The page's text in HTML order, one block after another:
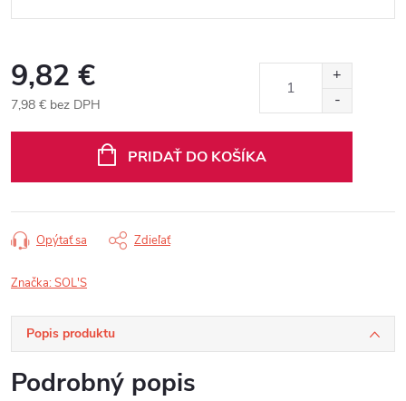
9,82 €
7,98 € bez DPH
PRIDAŤ DO KOŠÍKA
Opýtať sa Zdieľať
Značka:SOL'S
Popis produktu
Podrobný popis